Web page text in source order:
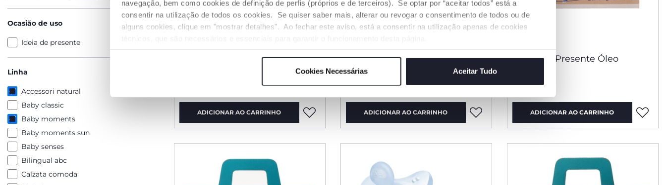
navegação, bem como cookies de definição de perfis (próprios e de terceiros). Se optar por “aceitar todos” está a
consentir na utilização de todos os cookies. Se quiser saber mais, alterar ou revogar o consentimento de todos ou de
alguns cookies, clique em "mostrar detalhes". Ao fechar este aviso, está a consentir na utilização apenas de cookies
Cookies Necessárias Aceitar Tudo
Ocasião de uso
Ideia de presente
Linha
Accessori natural
Baby classic
Baby moments
Baby moments sun
Baby senses
Bilingual abc
Calzata comoda
Strike dos Macaquinhos -
ADICIONAR AO CARRINHO
Dispositivo ultrassons anti-
mosquitos clássico
€ 16,99
ADICIONAR AO CARRINHO
Baby Set Presente Óleo
€ 14,99
ADICIONAR AO CARRINHO